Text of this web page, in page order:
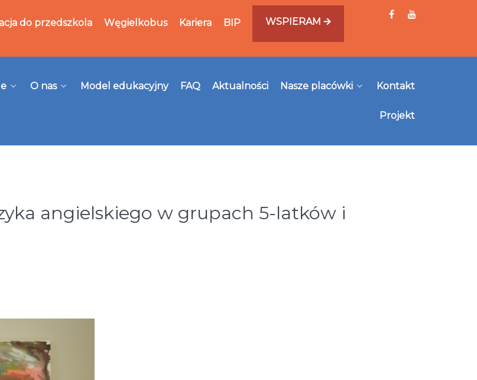
do przedszkola Węgielkobus Kariera BIP WSPIERAM 🡪
O nas Model edukacyjny FAQ Aktualności Nasze placówki Kontakt
Projekt
angielskiego w grupach 5-latków i